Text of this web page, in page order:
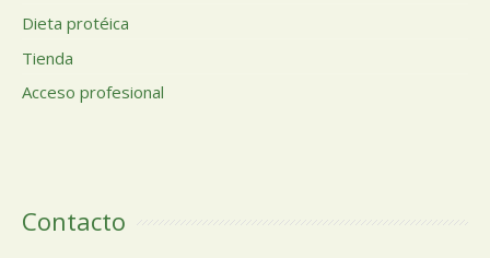
Dieta protéica
Tienda
Acceso profesional
Contacto